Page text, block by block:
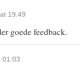
19:49
goede feedback.
01:03